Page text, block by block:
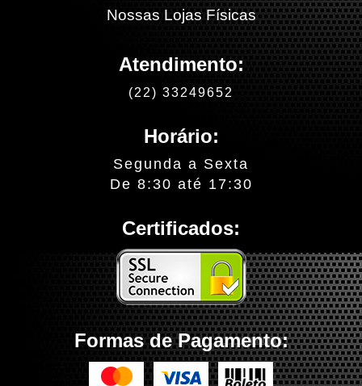
Nossas Lojas Físicas
Atendimento:
(22) 33249652
Horário:
Segunda a Sexta
De 8:30 até 17:30
Certificados:
Formas de Pagamento: